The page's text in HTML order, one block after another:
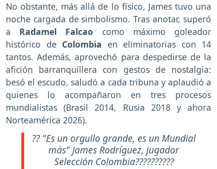
No obstante, más allá de lo físico, James tuvo una
noche cargada de simbolismo. Tras anotar, superó
a Radamel Falcao como máximo goleador
histórico de Colombia en eliminatorias con 14
tantos. Además, aprovechó para despedirse de la
afición barranquillera con gestos de nostalgia:
besó el escudo, saludó a cada tribuna y aplaudió a
quienes lo acompañaron en tres procesos
mundialistas (Brasil 2014, Rusia 2018 y ahora
Norteamérica 2026).
?? "Es un orgullo grande, es un Mundial
más" James Rodríguez, jugador
Selección Colombia??????????